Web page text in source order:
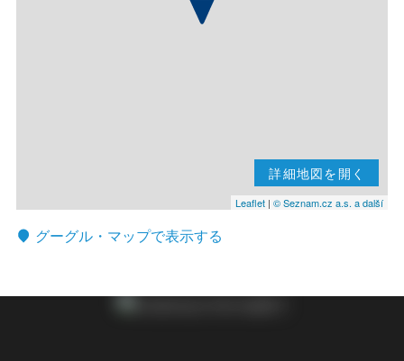
詳細地図を開く
Leaflet | © Seznam.cz a.s. a další
グーグル・マップで表示する